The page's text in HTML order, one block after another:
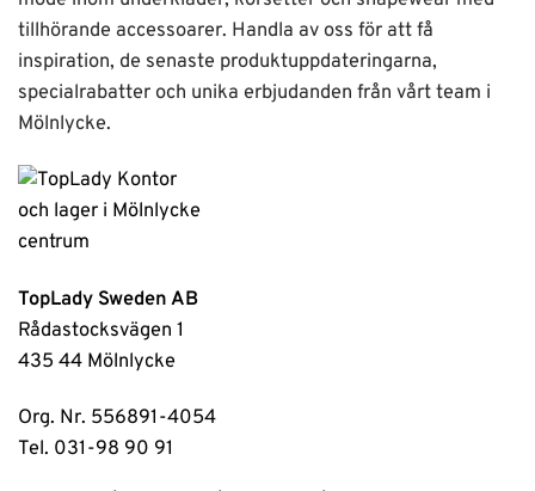
tillhörande accessoarer. Handla av oss för att få
inspiration, de senaste produktuppdateringarna,
specialrabatter och unika erbjudanden från vårt team i
Mölnlycke.
TopLady Sweden AB
Rådastocksvägen 1
435 44 Mölnlycke
Org. Nr. 556891-4054
Tel. 031-98 90 91